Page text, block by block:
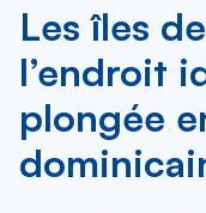
Les îles
l’endroit
plongée